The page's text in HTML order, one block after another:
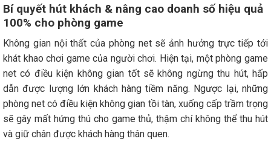
Bí quyết hút khách & nâng cao doanh số hiệu quả
100% cho phòng game
Không gian nội thất của phòng net sẽ ảnh hưởng trực tiếp tới
khát khao chơi game của người chơi. Hiện tại, một phòng game
net có điều kiện không gian tốt sẽ không ngừng thu hút, hấp
dẫn được lượng lớn khách hàng tiềm năng. Ngược lại, những
phòng net có điều kiện không gian tồi tàn, xuống cấp trầm trọng
sẽ gây mất hứng thú cho game thủ, thậm chí không thể thu hút
và giữ chân được khách hàng thân quen.